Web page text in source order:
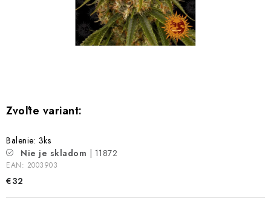
Veľkoobchod
Formulár na odstúpenie od zmluvy
Odstúpenie od zmluvy online
Balenie: 3ks
Nie je skladom
| 11872
EAN: 2003903
€32